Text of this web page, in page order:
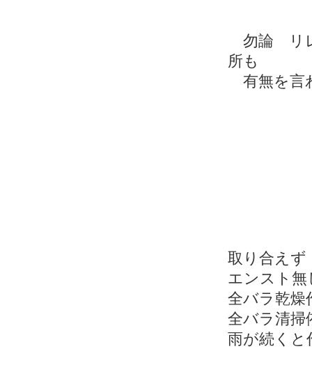
勿論 リ
所も
有無を言
取り合え
エンスト無
全バラ乾
全バラ清
雨が続く